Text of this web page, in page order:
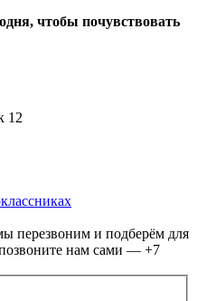
чтобы почувствовать
12
перезвоним и подберём для
нам сами — +7